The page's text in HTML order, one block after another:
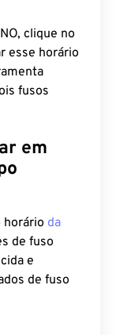
clique no
esse horário
fusos
em
horário da
de fuso
e
de fuso